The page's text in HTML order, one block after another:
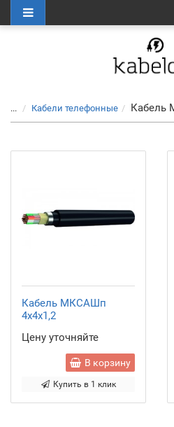
... Кабели телефонные
Кабель МКСАШп
4x4x1,2
Цену уточняйте
В корзину
Купить в 1 клик